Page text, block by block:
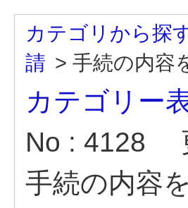
カテゴリから探
請 > 手続の内容
カテゴリー
No : 4128
手続の内容